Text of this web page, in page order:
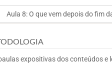
Aula 8: O que vem depois do fim
expositivas dos conteúdos e